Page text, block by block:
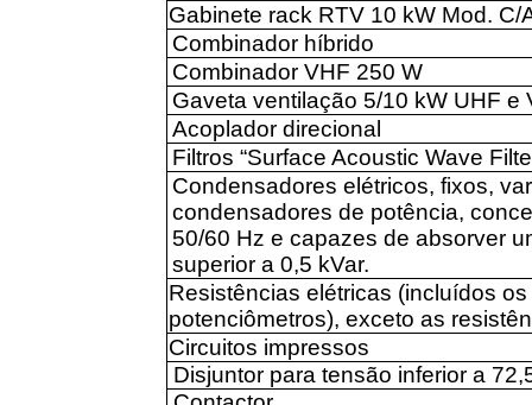
Gabinete rack RTV 10 kW Mod.
Combinador híbrido
Combinador VHF 250 W
Gaveta ventilação 5/10 kW UHF e
Acoplador direcional
Filtros “Surface Acoustic Wave
Condensadores elétricos, fixos,
condensadores de potência,
50/60 Hz e capazes de absorver
superior a 0,5 kVar.
Resistências elétricas (incluídos
potenciômetros), exceto as
Circuitos impressos
Disjuntor para tensão inferior a